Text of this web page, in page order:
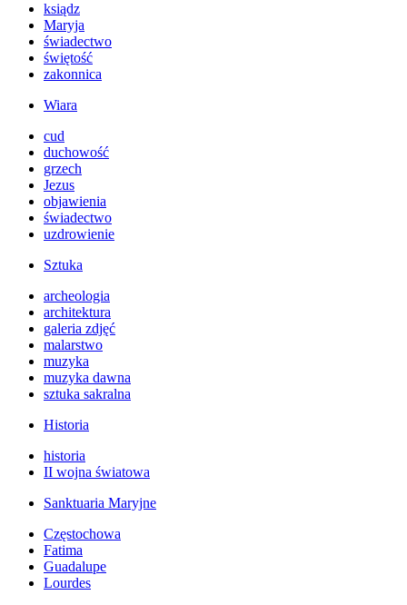
ksiądz
Maryja
świadectwo
świętość
zakonnica
Wiara
cud
duchowość
grzech
Jezus
objawienia
świadectwo
uzdrowienie
Sztuka
archeologia
architektura
galeria zdjęć
malarstwo
muzyka
muzyka dawna
sztuka sakralna
Historia
historia
II wojna światowa
Sanktuaria Maryjne
Częstochowa
Fatima
Guadalupe
Lourdes